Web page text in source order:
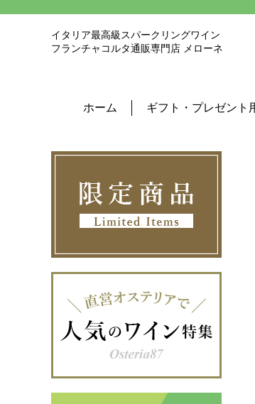
イタリア最高級スパークリングワイン
フランチャコルタ通販専門店 メローネ
ホーム ギフト・プレゼント